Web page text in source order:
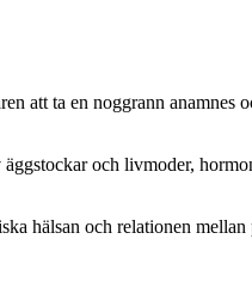
att ta en noggrann anamnes
och livmoder,
hälsan och relationen